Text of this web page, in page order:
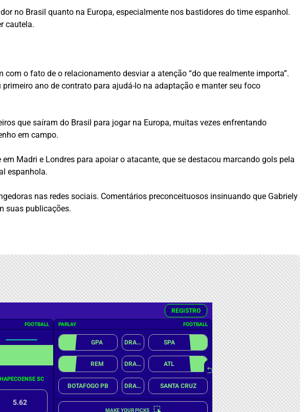
no Brasil quanto na Europa, especialmente nos bastidores do time espanhol.
cautela.
o fato de o relacionamento desviar a atenção “do que realmente importa”.
ano de contrato para ajudá-lo na adaptação e manter seu foco
que saíram do Brasil para jogar na Europa, muitas vezes enfrentando
em campo.
Madri e Londres para apoiar o atacante, que se destacou marcando gols pela
espanhola.
nas redes sociais. Comentários preconceituosos insinuando que Gabriely
suas publicações.